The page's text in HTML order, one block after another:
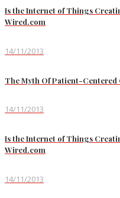
Is the Internet of Things
Wired.com
14/11/2013
The Myth Of Patient-Centered
14/11/2013
Is the Internet of Things
Wired.com
14/11/2013